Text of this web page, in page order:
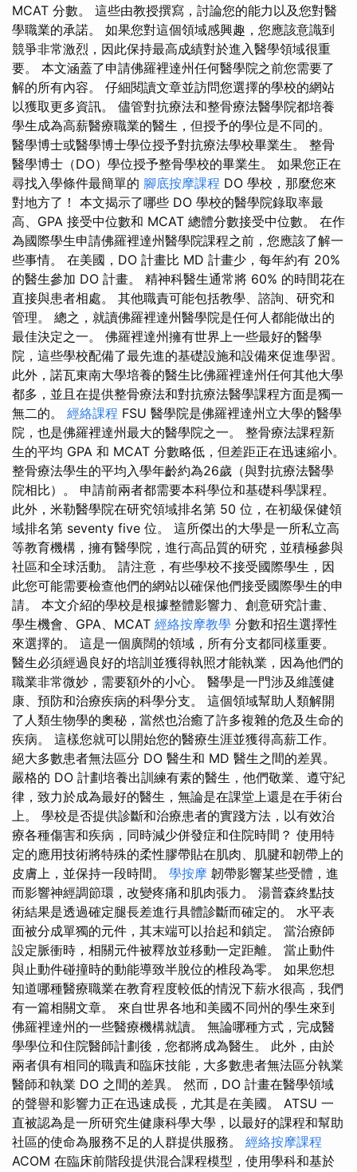
MCAT 分數。 這些由教授撰寫，討論您的能力以及您對醫
學職業的承諾。 如果您對這個領域感興趣，您應該意識到
競爭非常激烈，因此保持最高成績對於進入醫學領域很重
要。 本文涵蓋了申請佛羅裡達州任何醫學院之前您需要了
解的所有內容。 仔細閱讀文章並訪問您選擇的學校的網站
以獲取更多資訊。 儘管對抗療法和整骨療法醫學院都培養
學生成為高薪醫療職業的醫生，但授予的學位是不同的。
醫學博士或醫學博士學位授予對抗療法學校畢業生。 整骨
醫學博士（DO）學位授予整骨學校的畢業生。 如果您正在
尋找入學條件最簡單的 腳底按摩課程 DO 學校，那麼您來
對地方了！ 本文揭示了哪些 DO 學校的醫學院錄取率最
高、GPA 接受中位數和 MCAT 總體分數接受中位數。 在作
為國際學生申請佛羅裡達州醫學院課程之前，您應該了解一
些事情。 在美國，DO 計畫比 MD 計畫少，每年約有 20%
的醫生參加 DO 計畫。 精神科醫生通常將 60% 的時間花在
直接與患者相處。 其他職責可能包括教學、諮詢、研究和
管理。 總之，就讀佛羅裡達州醫學院是任何人都能做出的
最佳決定之一。 佛羅裡達州擁有世界上一些最好的醫學
院，這些學校配備了最先進的基礎設施和設備來促進學習。
此外，諾瓦東南大學培養的醫生比佛羅裡達州任何其他大學
都多，並且在提供整骨療法和對抗療法醫學課程方面是獨一
無二的。 經絡課程 FSU 醫學院是佛羅裡達州立大學的醫學
院，也是佛羅裡達州最大的醫學院之一。 整骨療法課程新
生的平均 GPA 和 MCAT 分數略低，但差距正在迅速縮小。
整骨療法學生的平均入學年齡約為26歲（與對抗療法醫學
院相比）。 申請前兩者都需要本科學位和基礎科學課程。
此外，米勒醫學院在研究領域排名第 50 位，在初級保健領
域排名第 seventy five 位。 這所傑出的大學是一所私立高
等教育機構，擁有醫學院，進行高品質的研究，並積極參與
社區和全球活動。 請注意，有些學校不接受國際學生，因
此您可能需要檢查他們的網站以確保他們接受國際學生的申
請。 本文介紹的學校是根據整體影響力、創意研究計畫、
學生機會、GPA、MCAT 經絡按摩教學 分數和招生選擇性
來選擇的。 這是一個廣闊的領域，所有分支都同樣重要。
醫生必須經過良好的培訓並獲得執照才能執業，因為他們的
職業非常微妙，需要額外的小心。 醫學是一門涉及維護健
康、預防和治療疾病的科學分支。 這個領域幫助人類解開
了人類生物學的奧秘，當然也治癒了許多複雜的危及生命的
疾病。 這樣您就可以開始您的醫療生涯並獲得高薪工作。
絕大多數患者無法區分 DO 醫生和 MD 醫生之間的差異。
嚴格的 DO 計劃培養出訓練有素的醫生，他們敬業、遵守紀
律，致力於成為最好的醫生，無論是在課堂上還是在手術台
上。 學校是否提供診斷和治療患者的實踐方法，以有效治
療各種傷害和疾病，同時減少併發症和住院時間？ 使用特
定的應用技術將特殊的柔性膠帶貼在肌肉、肌腱和韌帶上的
皮膚上，並保持一段時間。 學按摩 韌帶影響某些受體，進
而影響神經調節環，改變疼痛和肌肉張力。 湯普森終點技
術結果是透過確定腿長差進行具體診斷而確定的。 水平表
面被分成單獨的元件，其末端可以抬起和鎖定。 當治療師
設定脈衝時，相關元件被釋放並移動一定距離。 當止動件
與止動件碰撞時的動能導致半脫位的椎段為零。 如果您想
知道哪種醫療職業在教育程度較低的情況下薪水很高，我們
有一篇相關文章。 來自世界各地和美國不同州的學生來到
佛羅裡達州的一些醫療機構就讀。 無論哪種方式，完成醫
學學位和住院醫師計劃後，您都將成為醫生。 此外，由於
兩者俱有相同的職責和臨床技能，大多數患者無法區分執業
醫師和執業 DO 之間的差異。 然而，DO 計畫在醫學領域
的聲譽和影響力正在迅速成長，尤其是在美國。 ATSU 一
直被認為是一所研究生健康科學大學，以最好的課程和幫助
社區的使命為服務不足的人群提供服務。 經絡按摩課程
ACOM 在臨床前階段提供混合課程模型，使用學科和基於